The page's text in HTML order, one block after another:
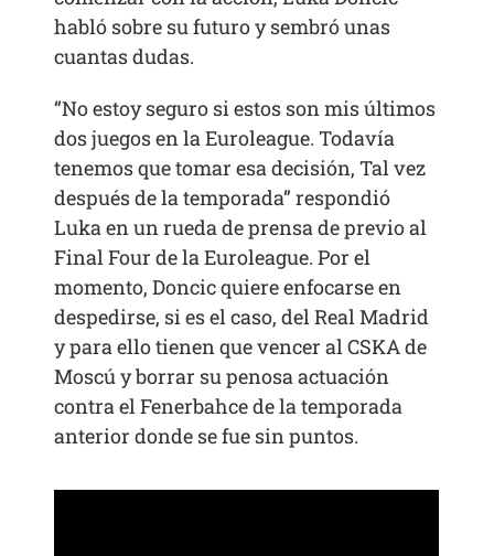
habló sobre su futuro y sembró unas
cuantas dudas.
“No estoy seguro si estos son mis últimos
dos juegos en la Euroleague. Todavía
tenemos que tomar esa decisión, Tal vez
después de la temporada” respondió
Luka en un rueda de prensa de previo al
Final Four de la Euroleague. Por el
momento, Doncic quiere enfocarse en
despedirse, si es el caso, del Real Madrid
y para ello tienen que vencer al CSKA de
Moscú y borrar su penosa actuación
contra el Fenerbahce de la temporada
anterior donde se fue sin puntos.